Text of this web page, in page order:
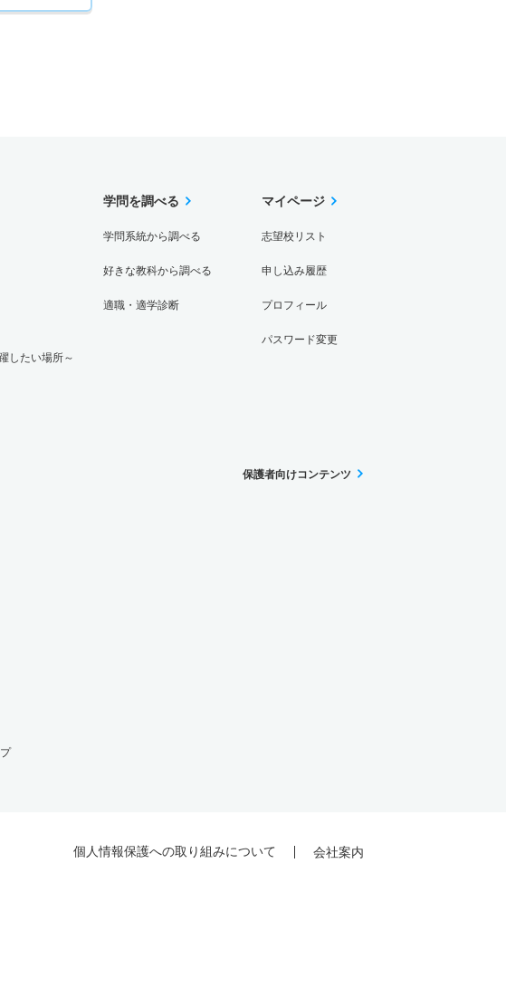
したい場所～
学問を調べる
学問系統から調べる
好きな教科から調べる
適職・適学診断
マイページ
志望校リスト
申し込み履歴
プロフィール
パスワード変更
保護者向けコンテンツ
個人情報保護への取り組みについて 会社案内